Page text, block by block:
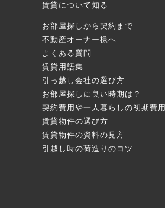
賃貸について知る
お部屋探しから契約まで
不動産オーナー様へ
よくある質問
賃貸用語集
引っ越し会社の選び方
お部屋探しに良い時期は？
契約費用や一人暮らしの初期費用
賃貸物件の選び方
賃貸物件の資料の見方
引越し時の荷造りのコツ